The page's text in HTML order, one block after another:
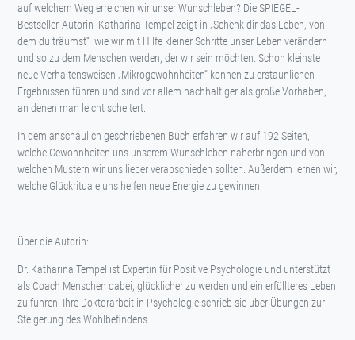
auf welchem Weg erreichen wir unser Wunschleben? Die SPIEGEL-
Bestseller-Autorin Katharina Tempel zeigt in „Schenk dir das Leben, von
dem du träumst“ wie wir mit Hilfe kleiner Schritte unser Leben verändern
und so zu dem Menschen werden, der wir sein möchten. Schon kleinste
neue Verhaltensweisen „Mikrogewohnheiten“ können zu erstaunlichen
Ergebnissen führen und sind vor allem nachhaltiger als große Vorhaben,
an denen man leicht scheitert.
In dem anschaulich geschriebenen Buch erfahren wir auf 192 Seiten,
welche Gewohnheiten uns unserem Wunschleben näherbringen und von
welchen Mustern wir uns lieber verabschieden sollten. Außerdem lernen wir,
welche Glückrituale uns helfen neue Energie zu gewinnen.
Über die Autorin:
Dr. Katharina Tempel ist Expertin für Positive Psychologie und unterstützt
als Coach Menschen dabei, glücklicher zu werden und ein erfüllteres Leben
zu führen. Ihre Doktorarbeit in Psychologie schrieb sie über Übungen zur
Steigerung des Wohlbefindens.